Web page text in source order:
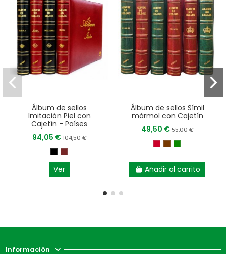
Álbum de sellos
Imitación Piel con
Cajetín - Países
94,05 €104,50 €
Ver
Álbum de sellos Símil
mármol con Cajetín
49,50 €55,00 €
Añadir al carrito
Información